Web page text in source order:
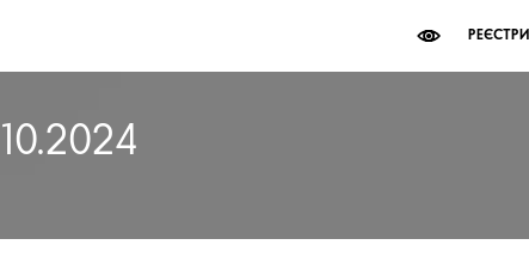
РЕЄСТРИ